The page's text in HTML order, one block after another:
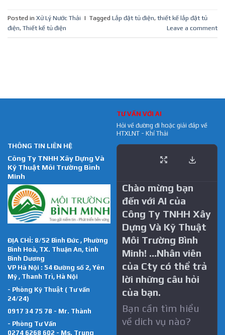
Posted in Xử Lý Nước Thải | Tagged Lắp đặt tủ điện, thiết kế lắp đặt tủ
điện, Thiết kế tủ điện Leave a comment
THÔNG TIN LIÊN HỆ
Công Ty TNHH Xây Dựng Và
Kỹ Thuật Môi Trường Bình
Minh
ĐỊA CHỈ: 8/52 Bình Đức , Phường
Bình Hoà, TX. Thuận An, tỉnh
Bình Dương
VP Hà Nội : 54 Đường số 2, Yên
Mỹ , Thanh Trì, Hà Nội
- Phòng Kỹ Thuật ( Tư vấn
24/24)
0917 34 75 78 - Mr. Thành
- Phòng Tư Vấn
0274 6268 602 - Ms. Trung
TƯ VẤN VỚI AI
Hỏi về đường đi hoặc giải đáp về
HTXLNT - Khí Thải
Chào mừng bạn
đến với AI của
Công Ty TNHH Xây
Dựng Và Kỹ Thuật
Môi Trường Bình
Minh! …Nhân viên
của Cty có thể trả
lời những câu hỏi
của bạn.
Bạn cần tìm hiểu
về dich vụ nào?